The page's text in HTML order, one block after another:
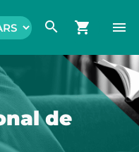
search shopping_cart menu
de